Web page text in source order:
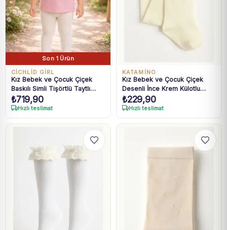
Son 1 Ürün
CİCHLİD GİRL
Kız Bebek ve Çocuk Çiçek
Baskılı Simli Tişörtlü Taytlı
Takım 9 Ay-4 Yaş
₺719,90
Hızlı teslimat
KATAMİNO
Kız Bebek ve Çocuk Çiçek
Desenli İnce Krem Külotlu
Çorap 1-14 Yaş
₺229,90
Hızlı teslimat